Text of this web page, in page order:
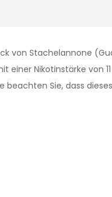
von Stachelannone
einer Nikotinstärke von
Sie, dass